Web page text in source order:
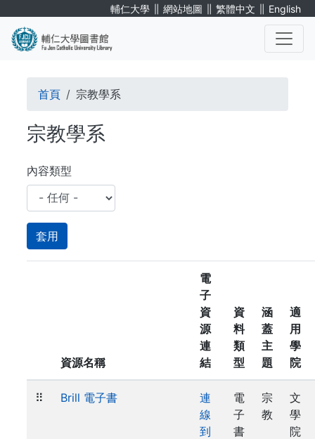
輔仁大學 ∥ 網站地圖 ∥ 繁體中文 ∥ English
導
航
連
結
首頁 宗教學系
宗教學系
內容類型
資源名稱
電
子
資
源
連
結
資
料
類
型
涵
蓋
主
題
適
用
學
院
⠿ Brill 電子書
連
線
到
電
子
書
宗
教
文
學
院